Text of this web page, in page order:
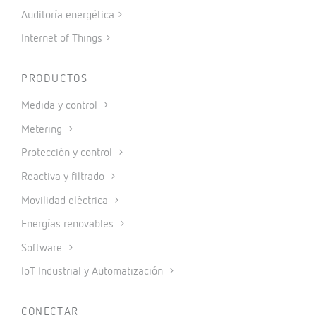
Auditoría energética
Internet of Things
PRODUCTOS
Medida y control
Metering
Protección y control
Reactiva y filtrado
Movilidad eléctrica
Energías renovables
Software
IoT Industrial y Automatización
CONECTAR